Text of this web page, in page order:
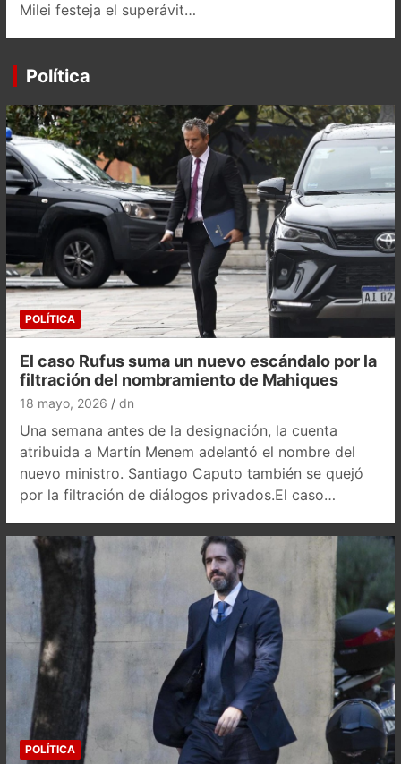
Milei festeja el superávit…
Política
POLÍTICA
El caso Rufus suma un nuevo escándalo por la
filtración del nombramiento de Mahiques
18 mayo, 2026 dn
Una semana antes de la designación, la cuenta
atribuida a Martín Menem adelantó el nombre del
nuevo ministro. Santiago Caputo también se quejó
por la filtración de diálogos privados.El caso…
POLÍTICA